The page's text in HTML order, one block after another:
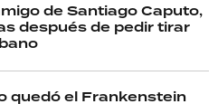
de Santiago Caputo,
después de pedir tirar
quedó el Frankenstein